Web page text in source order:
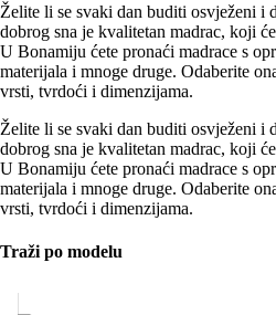
Želite li se svaki dan buditi osvježeni i
dobrog sna je kvalitetan madrac, koji
U Bonamiju ćete pronaći madrace s
materijala i mnoge druge. Odaberite
vrsti, tvrdoći i dimenzijama.
Želite li se svaki dan buditi osvježeni i
dobrog sna je kvalitetan madrac, koji
U Bonamiju ćete pronaći madrace s
materijala i mnoge druge. Odaberite
vrsti, tvrdoći i dimenzijama.
Traži po modelu